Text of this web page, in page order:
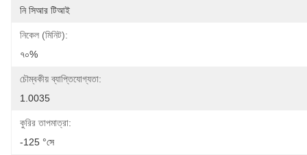
নি সিআর টিআই
নিকেল (মিনিট):
৭০%
চৌম্বকীয় ব্যাপ্তিযোগ্যতা:
1.0035
কুরির তাপমাত্রা:
-125 °সে